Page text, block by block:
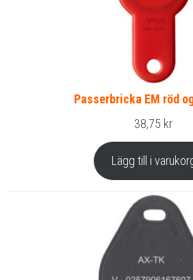
Passerbricka EM röd
38,75 kr
Lägg till i